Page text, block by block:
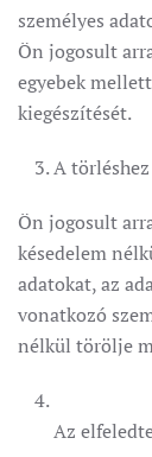
személyes
Ön jogosult
egyebek
kiegészítését.
A
Ön jogosult
késedelem
adatokat, az
vonatkozó
nélkül törölje
Az